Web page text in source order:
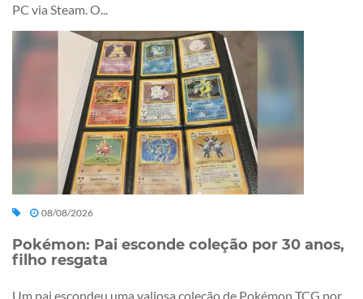
PC via Steam. O...
08/08/2026
Pokémon: Pai esconde coleção por 30 anos,
filho resgata
Um pai escondeu uma valiosa coleção de Pokémon TCG por